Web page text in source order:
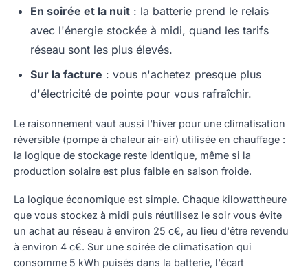
En soirée et la nuit : la batterie prend le relais
avec l'énergie stockée à midi, quand les tarifs
réseau sont les plus élevés.
Sur la facture : vous n'achetez presque plus
d'électricité de pointe pour vous rafraîchir.
Le raisonnement vaut aussi l'hiver pour une climatisation
réversible (pompe à chaleur air-air) utilisée en chauffage :
la logique de stockage reste identique, même si la
production solaire est plus faible en saison froide.
La logique économique est simple. Chaque kilowattheure
que vous stockez à midi puis réutilisez le soir vous évite
un achat au réseau à environ 25 c€, au lieu d'être revendu
à environ 4 c€. Sur une soirée de climatisation qui
consomme 5 kWh puisés dans la batterie, l'écart